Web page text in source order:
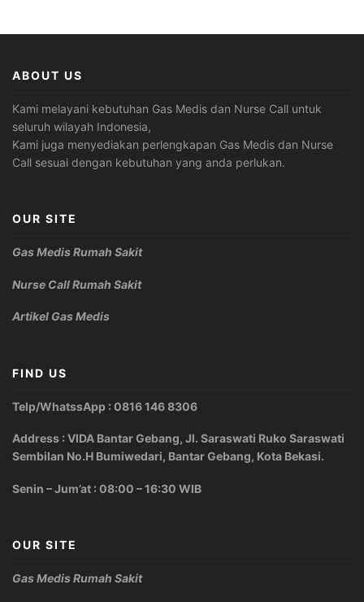
ABOUT US
Kami melayani kebutuhan Gas Medis dan Nurse Call untuk
seluruh wilayah Indonesia,
Kami juga menyediakan perlengkapan Gas Medis dan Nurse
Call sesuai dengan kebutuhan yang anda perlukan.
OUR SITE
Gas Medis Rumah Sakit
Nurse Call Rumah Sakit
Artikel Gas Medis
FIND US
Telp/WhatssApp : 0816 146 8306
Address : VIDA Bantar Gebang, Jl. Saraswati Ruko Saraswati
Sembilan No.H Bumiwedari, Bantar Gebang, Kota Bekasi.
Senin – Jum’at : 08:00 – 16:30 WIB
OUR SITE
Gas Medis Rumah Sakit